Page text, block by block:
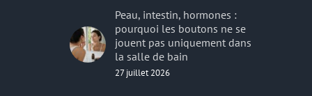
Peau, intestin, hormones :
pourquoi les boutons ne se
jouent pas uniquement dans
la salle de bain
27 juillet 2026